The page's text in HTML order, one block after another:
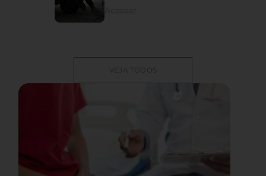
VEJA TODOS